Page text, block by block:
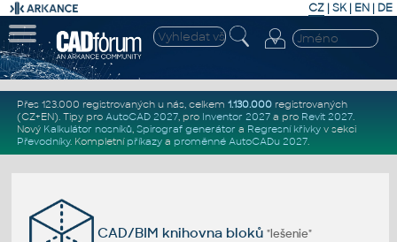
CZ | SK| EN | DE
Přes 123.000 registrovaných u nás, celkem 1.130.000registrovaných
(CZ+EN). Tipy pro AutoCAD 2027, pro Inventor 2027a pro Revit 2027.
Nový Kalkulátor nosníků, Spirograf generátor a Regresní křivkyv sekci
Převodníky. Kompletní příkazya proměnné AutoCADu 2027.
CAD/BIM knihovna bloků"lešenie"